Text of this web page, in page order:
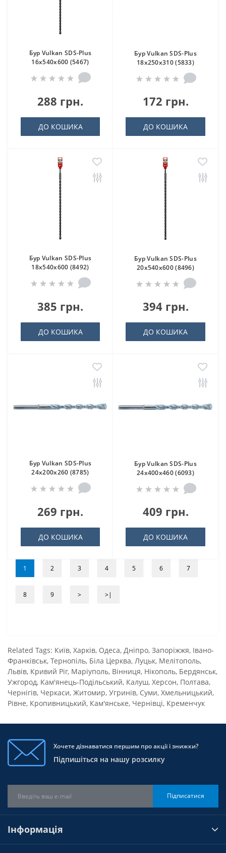
Бур Vulkan SDS-Plus
16x540x600 (5467)
288 грн.
ДО КОШИКА
Бур Vulkan SDS-Plus
18x250x310 (5833)
172 грн.
ДО КОШИКА
Бур Vulkan SDS-Plus
18x540x600 (8492)
385 грн.
ДО КОШИКА
Бур Vulkan SDS-Plus
20x540x600 (8496)
394 грн.
ДО КОШИКА
Бур Vulkan SDS-Plus
24x200x260 (8785)
269 грн.
ДО КОШИКА
Бур Vulkan SDS-Plus
24x400x460 (6093)
409 грн.
ДО КОШИКА
1 2 3 4 5 6 7
8 9 > >|
Related Tags: Київ, Харків, Одеса, Дніпро, Запоріжжя, Івано-
Франківськ, Тернопіль, Біла Церква, Луцьк, Мелітополь,
Львів, Кривий Ріг, Маріуполь, Вінниця, Нікополь, Бердянськ,
Ужгород, Кам'янець-Подільський, Калуш, Херсон, Полтава,
Чернігів, Черкаси, Житомир, Угринів, Суми, Хмельницький,
Рівне, Кропивницький, Кам'янське, Чернівці, Кременчук
Хочете дізнаватися першим про акції і знижки?
Підпишіться на нашу розсилку
Підписатися
Інформація